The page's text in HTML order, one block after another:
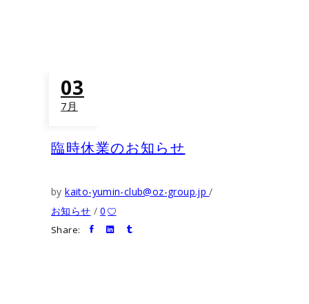
03
7月
臨時休業のお知らせ
bykaito-yumin-club@oz-group.jp
お知らせ
0
Share: